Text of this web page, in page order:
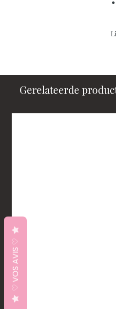
Gerelateerde
♡ VOS AVIS ♡